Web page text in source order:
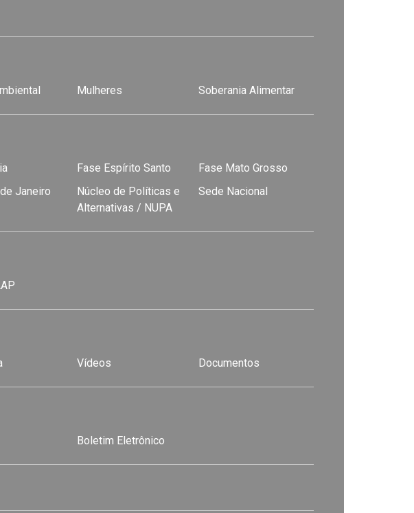
Mulheres Soberania Alimentar
Fase Espírito Santo
Fase Mato Grosso
Janeiro
Núcleo de Políticas e
Alternativas / NUPA
Sede Nacional
Vídeos Documentos
Boletim Eletrônico